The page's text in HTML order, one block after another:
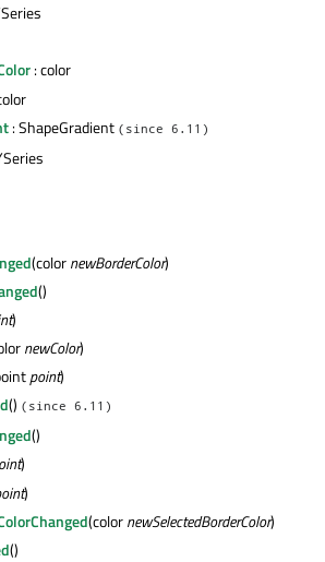
: color
: ShapeGradient (since 6.11)
(colornewBorderColor)
()
)
newColor)
point)
() (since 6.11)
()
)
)
(colornewSelectedBorderColor)
()